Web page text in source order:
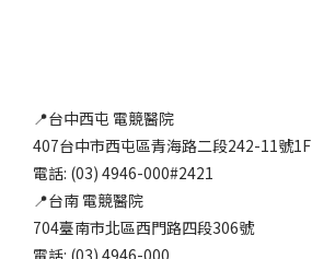
📍台中西屯 電競醫院
407台中市西屯區青海路二段242-11號1F
電話: (03) 4946-000#2421
📍台南 電競醫院
704臺南市北區西門路四段306號
電話: (03) 4946-000